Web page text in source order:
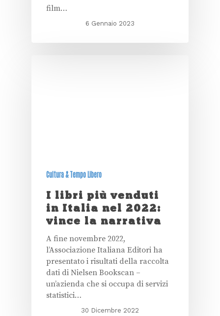
film…
6 Gennaio 2023
Cultura & Tempo Libero
I libri più venduti
in Italia nel 2022:
vince la narrativa
A fine novembre 2022,
l’Associazione Italiana Editori ha
presentato i risultati della raccolta
dati di Nielsen Bookscan –
un’azienda che si occupa di servizi
statistici…
30 Dicembre 2022